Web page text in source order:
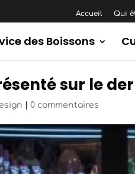
Accueil Qui
des Boissons
sur le
|0 commentaires